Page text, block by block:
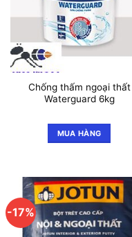
Chống thấm ngoại thất
Waterguard 6kg
MUA HÀNG
-17%